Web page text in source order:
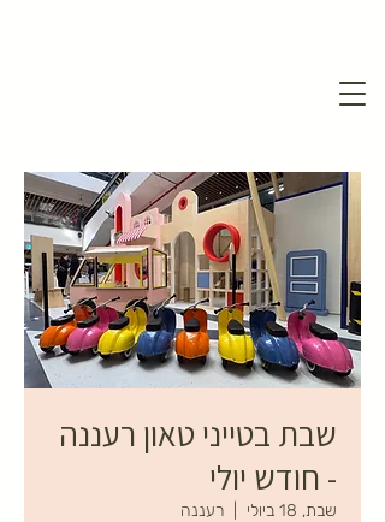
שבת בטייני טאון רעננה
- חודש יולי
שבת, 18 ביולי רעננה